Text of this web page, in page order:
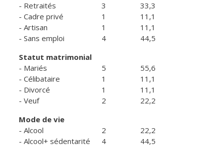
- Retraités
- Cadre privé
- Artisan
- Sans emploi
3
1
1
4
33,3
11,1
11,1
44,5
Statut matrimonial
- Mariés
- Célibataire
- Divorcé
- Veuf
5
1
1
2
55,6
11,1
11,1
22,2
Mode de vie
- Alcool
- Alcool+ sédentarité
2
4
22,2
44,5